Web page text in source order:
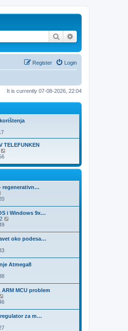
Search
Login
Register
It is currently 07-08-2026, 22:04
TELEFUNKEN
w
e
l
e
s
t
o
s
regenerativn…
i
w
t
h
e
l
a
e
s
t
p
o
s
t
i Windows 9x…
t
l
a
s
t
p
t
oko podesa…
Atmega8
ARM MCU problem
i
t
h
za m…